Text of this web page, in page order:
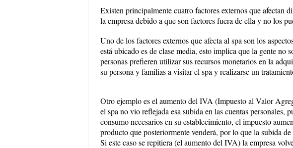
Existen principalmente cuatro factores externos que afectan
la empresa debido a que son factores fuera de ella y no los
Uno de los factores externos que afecta al spa son los
está ubicado es de clase media, esto implica que la gente no
personas prefieren utilizar sus recursos monetarios en la
su persona y familias a visitar el spa y realizarse un
Otro ejemplo es el aumento del IVA (Impuesto al Valor
el spa no vio reflejada esa subida en las cuentas personales,
consumo necesarios en su establecimiento, el impuesto
producto que posteriormente venderá, por lo que la subida
Si este caso se repitiera (el aumento del IVA) la empresa